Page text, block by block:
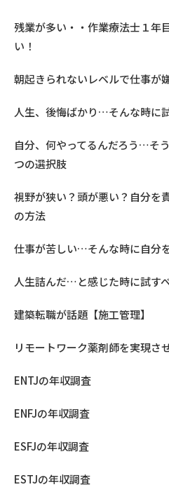
残業が多い・・作業療法士１年
い！
朝起きられないレベルで仕事が
人生、後悔ばかり…そんな時に
自分、何やってるんだろう…そ
つの選択肢
視野が狭い？頭が悪い？自分を
の方法
仕事が苦しい…そんな時に自分
人生詰んだ…と感じた時に試す
建築転職が話題【施工管理】
リモートワーク薬剤師を実現さ
ENTJの年収調査
ENFJの年収調査
ESFJの年収調査
ESTJの年収調査